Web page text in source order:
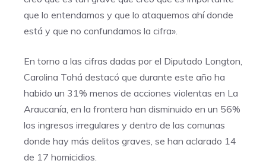
que lo entendamos y que lo ataquemos ahí donde
está y que no confundamos la cifra».
En torno a las cifras dadas por el Diputado Longton,
Carolina Tohá destacó que durante este año ha
habido un 31% menos de acciones violentas en La
Araucanía, en la frontera han disminuido en un 56%
los ingresos irregulares y dentro de las comunas
donde hay más delitos graves, se han aclarado 14
de 17 homicidios.